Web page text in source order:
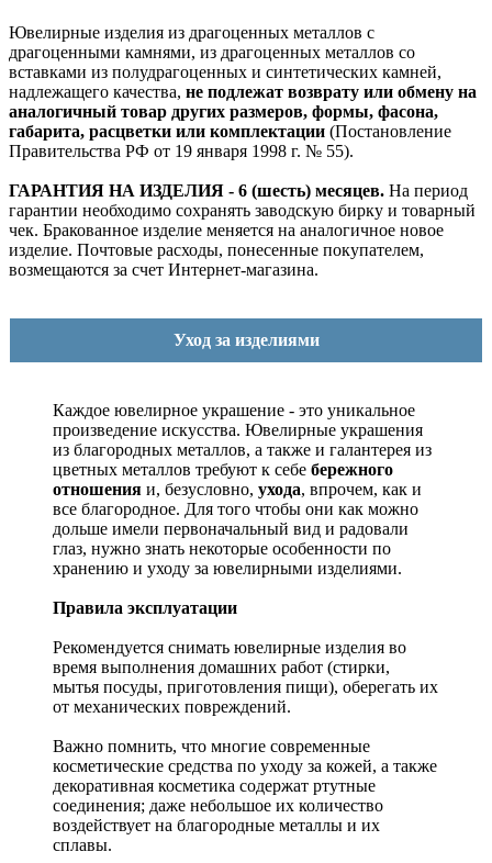
Ювелирные изделия из драгоценных металлов с
драгоценными камнями, из драгоценных металлов со
вставками из полудрагоценных и синтетических камней,
надлежащего качества, не подлежат возврату или обмену на
аналогичный товар других размеров, формы, фасона,
габарита, расцветки или комплектации (Постановление
Правительства РФ от 19 января 1998 г. № 55).
ГАРАНТИЯ НА ИЗДЕЛИЯ - 6 (шесть) месяцев. На период
гарантии необходимо сохранять заводскую бирку и товарный
чек. Бракованное изделие меняется на аналогичное новое
изделие. Почтовые расходы, понесенные покупателем,
возмещаются за счет Интернет-магазина.
Уход за изделиями
Каждое ювелирное украшение - это уникальное
произведение искусства. Ювелирные украшения
из благородных металлов, а также и галантерея из
цветных металлов требуют к себе бережного
отношения и, безусловно, ухода, впрочем, как и
все благородное. Для того чтобы они как можно
дольше имели первоначальный вид и радовали
глаз, нужно знать некоторые особенности по
хранению и уходу за ювелирными изделиями.
Правила эксплуатации
Рекомендуется снимать ювелирные изделия во
время выполнения домашних работ (стирки,
мытья посуды, приготовления пищи), оберегать их
от механических повреждений.
Важно помнить, что многие современные
косметические средства по уходу за кожей, а также
декоративная косметика содержат ртутные
соединения; даже небольшое их количество
воздействует на благородные металлы и их
сплавы.